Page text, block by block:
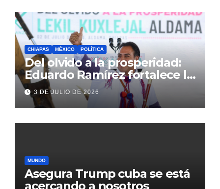
CHIAPAS MÉXICO POLÍTICA
Del olvido a la prosperidad:
Eduardo Ramírez fortalece la
transformación de Aldama
con inversión histórica
3 DE JULIO DE 2026
MUNDO
Asegura Trump cuba se está
acercando a nosotros